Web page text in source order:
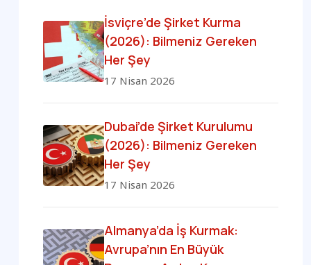
İsviçre’de Şirket Kurma
(2026): Bilmeniz Gereken
Her Şey
17 Nisan 2026
Dubai’de Şirket Kurulumu
(2026): Bilmeniz Gereken
Her Şey
17 Nisan 2026
Almanya’da İş Kurmak:
Avrupa’nın En Büyük